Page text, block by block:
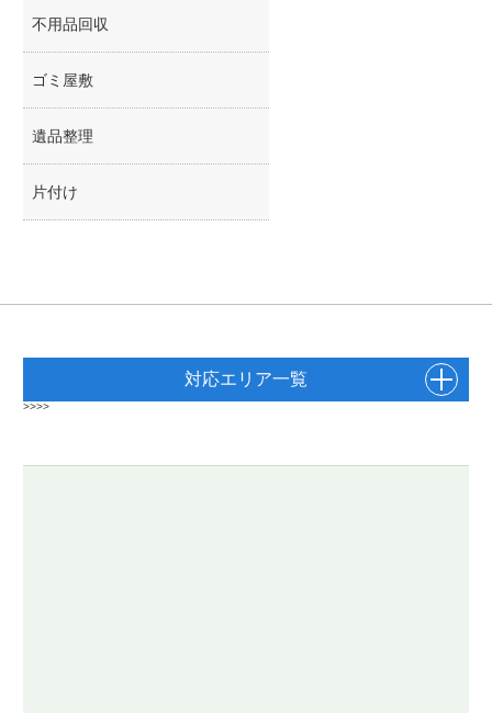
不用品回収
ゴミ屋敷
遺品整理
片付け
対応エリア一覧
>>>>